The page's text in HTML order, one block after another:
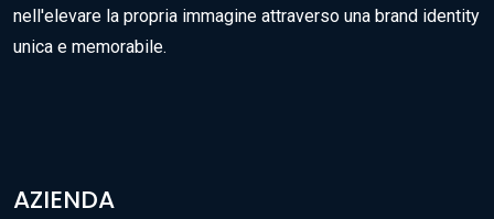
nell'elevare la propria immagine attraverso una brand identity
unica e memorabile.
AZIENDA